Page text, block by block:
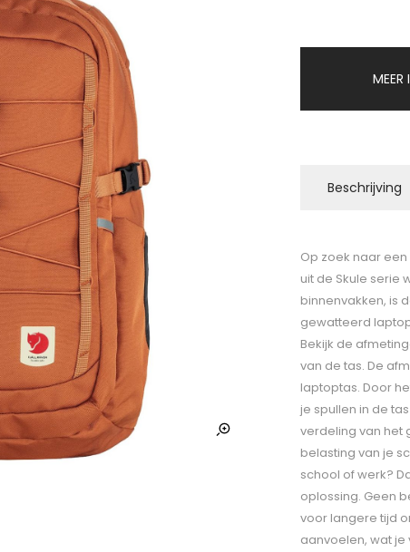
MEER
Beschrijving
Op zoek naar
uit de Skule serie
binnenvakken, is
gewatteerd
Bekijk de
van de tas. De
laptoptas. Door
je spullen in de
verdeling van het
belasting van je
school of werk?
oplossing. Geen
voor langere tijd
aanvoelen, wat je